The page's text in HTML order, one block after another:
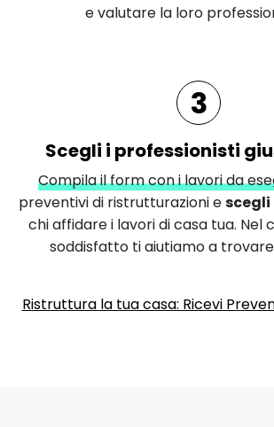
e valutare la loro
3
Scegli i professionisti
Compila il form con i lavori da
preventivi di ristrutturazioni e
chi affidare i lavori di casa tua. Nel
soddisfatto ti aiutiamo a
Ristruttura la tua casa: Ricevi